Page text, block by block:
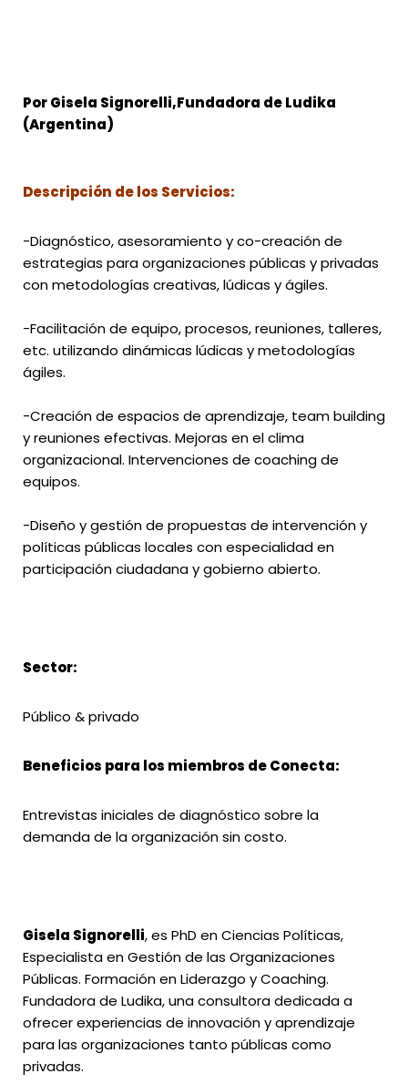
Por Gisela Signorelli,Fundadora de Ludika
(Argentina)
Descripción de los Servicios:
-Diagnóstico, asesoramiento y co-creación de
estrategias para organizaciones públicas y privadas
con metodologías creativas, lúdicas y ágiles.
-Facilitación de equipo, procesos, reuniones, talleres,
etc. utilizando dinámicas lúdicas y metodologías
ágiles.
-Creación de espacios de aprendizaje, team building
y reuniones efectivas. Mejoras en el clima
organizacional. Intervenciones de coaching de
equipos.
-Diseño y gestión de propuestas de intervención y
políticas públicas locales con especialidad en
participación ciudadana y gobierno abierto.
Sector:
Público & privado
Beneficios para los miembros de Conecta:
Entrevistas iniciales de diagnóstico sobre la
demanda de la organización sin costo.
Gisela Signorelli,es PhD en Ciencias Políticas,
Especialista en Gestión de las Organizaciones
Públicas. Formación en Liderazgo y Coaching.
Fundadora de Ludika, una consultora dedicada a
ofrecer experiencias de innovación y aprendizaje
para las organizaciones tanto públicas como
privadas.